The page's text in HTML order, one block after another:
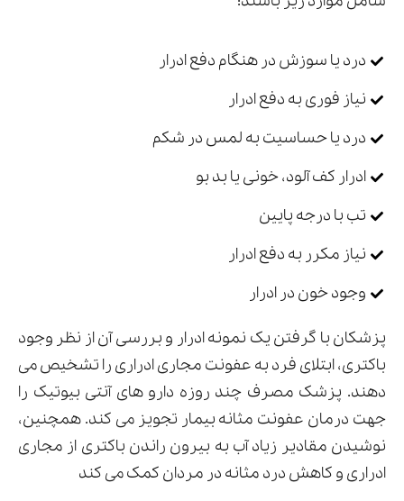
درد یا سوزش در هنگام دفع ادرار
نیاز فوری به دفع ادرار
درد یا حساسیت به لمس در شکم
ادرار کف آلود، خونی یا بد بو
تب با درجه پایین
نیاز مکرر به دفع ادرار
وجود خون در ادرار
پزشکان با گرفتن یک نمونه ادرار و بررسی آن از نظر وجود
باکتری، ابتلای فرد به عفونت مجاری ادراری را تشخیص می
دهند. پزشک مصرف چند روزه دارو های آنتی بیوتیک را
جهت درمان عفونت مثانه بیمار تجویز می کند. همچنین،
نوشیدن مقادیر زیاد آب به بیرون راندن باکتری از مجاری
ادراری و کاهش درد مثانه در مردان کمک می کند